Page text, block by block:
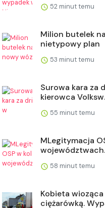
52 minut temu
Milion butelek
nietypowy plan
53 minut temu
Surowa kara za
kierowca
55 minut temu
MLegitymacja
województwach.
58 minut temu
Kobieta wioząca
ciężarówką.